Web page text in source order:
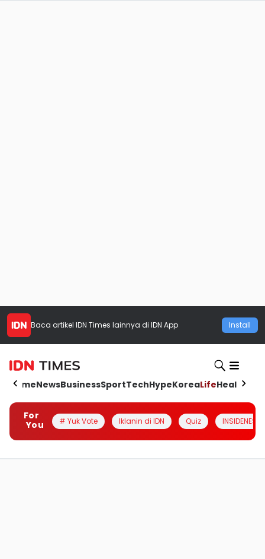
Baca artikel IDN Times lainnya di IDN App Install
HomeNewsBusinessSportTechHypeKoreaLifeHealth
For
You
# Yuk Vote Iklanin di IDN Quiz INSIDENESIA